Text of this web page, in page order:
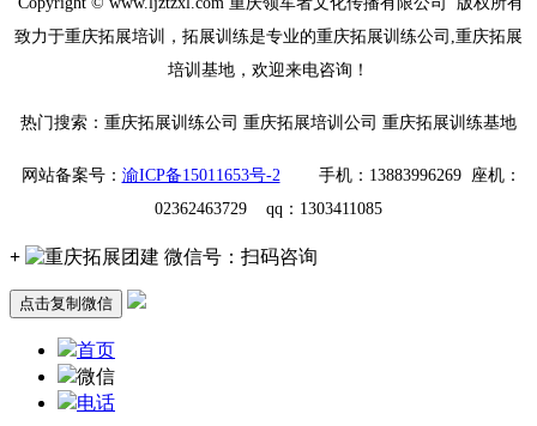
致力于重庆拓展培训，拓展训练是专业的重庆拓展训练公司,重庆拓展
培训基地，欢迎来电咨询！
热门搜索：重庆拓展训练公司 重庆拓展培训公司 重庆拓展训练基地
网站备案号： 渝ICP备15011653号-2 手机：13883996269 座机：
02362463729 qq：1303411085
+ 微信号： 扫码咨询
点击复制微信
首页
微信
电话